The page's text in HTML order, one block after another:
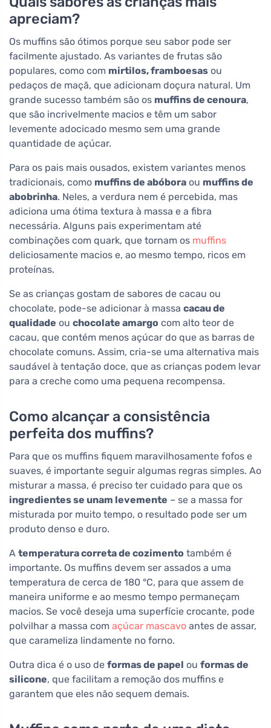
apreciam?
Os muffins são ótimos porque seu sabor pode ser
facilmente ajustado. As variantes de frutas são
populares, como com mirtilos, framboesas ou
pedaços de maçã, que adicionam doçura natural. Um
grande sucesso também são os muffins de cenoura,
que são incrivelmente macios e têm um sabor
levemente adocicado mesmo sem uma grande
quantidade de açúcar.
Para os pais mais ousados, existem variantes menos
tradicionais, como muffins de abóbora ou muffins de
abobrinha. Neles, a verdura nem é percebida, mas
adiciona uma ótima textura à massa e a fibra
necessária. Alguns pais experimentam até
combinações com quark, que tornam os muffins
deliciosamente macios e, ao mesmo tempo, ricos em
proteínas.
Se as crianças gostam de sabores de cacau ou
chocolate, pode-se adicionar à massa cacau de
qualidade ou chocolate amargo com alto teor de
cacau, que contém menos açúcar do que as barras de
chocolate comuns. Assim, cria-se uma alternativa mais
saudável à tentação doce, que as crianças podem levar
para a creche como uma pequena recompensa.
Como alcançar a consistência
perfeita dos muffins?
Para que os muffins fiquem maravilhosamente fofos e
suaves, é importante seguir algumas regras simples. Ao
misturar a massa, é preciso ter cuidado para que os
ingredientes se unam levemente – se a massa for
misturada por muito tempo, o resultado pode ser um
produto denso e duro.
A temperatura correta de cozimento também é
importante. Os muffins devem ser assados a uma
temperatura de cerca de 180 °C, para que assem de
maneira uniforme e ao mesmo tempo permaneçam
macios. Se você deseja uma superfície crocante, pode
polvilhar a massa com açúcar mascavo antes de assar,
que carameliza lindamente no forno.
Outra dica é o uso de formas de papel ou formas de
silicone, que facilitam a remoção dos muffins e
garantem que eles não sequem demais.